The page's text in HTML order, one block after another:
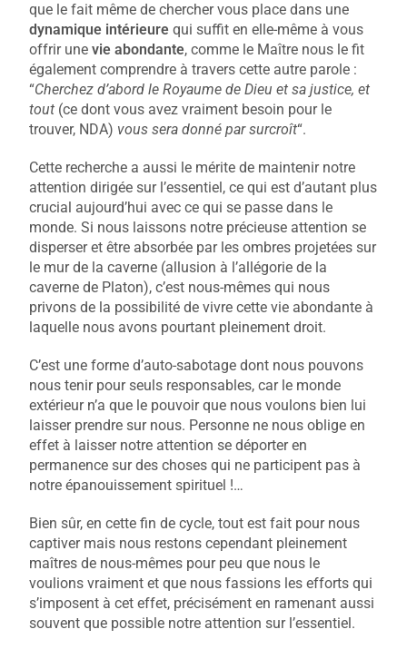
que le fait même de chercher vous place dans une
dynamique intérieure qui suffit en elle-même à vous
offrir unevie abondante, comme le Maître nous le fit
également comprendre à travers cette autre parole :
“Cherchez d’abord le Royaume de Dieu et sa justice, et
tout (ce dont vous avez vraiment besoin pour le
trouver, NDA) vous sera donné par surcroît“.
Cette recherche a aussi le mérite de maintenir notre
attention dirigée sur l’essentiel, ce qui est d’autant plus
crucial aujourd’hui avec ce qui se passe dans le
monde. Si nous laissons notre précieuse attention se
disperser et être absorbée par les ombres projetées sur
le mur de la caverne (allusion à l’allégorie de la
caverne de Platon), c’est nous-mêmes qui nous
privons de la possibilité de vivre cette vie abondante à
laquelle nous avons pourtant pleinement droit.
C’est une forme d’auto-sabotage dont nous pouvons
nous tenir pour seuls responsables, car le monde
extérieur n’a que le pouvoir que nous voulons bien lui
laisser prendre sur nous. Personne ne nous oblige en
effet à laisser notre attention se déporter en
permanence sur des choses qui ne participent pas à
notre épanouissement spirituel !…
Bien sûr, en cette fin de cycle, tout est fait pour nous
captiver mais nous restons cependant pleinement
maîtres de nous-mêmes pour peu que nous le
voulions vraiment et que nous fassions les efforts qui
s’imposent à cet effet, précisément en ramenant aussi
souvent que possible notre attention sur l’essentiel.